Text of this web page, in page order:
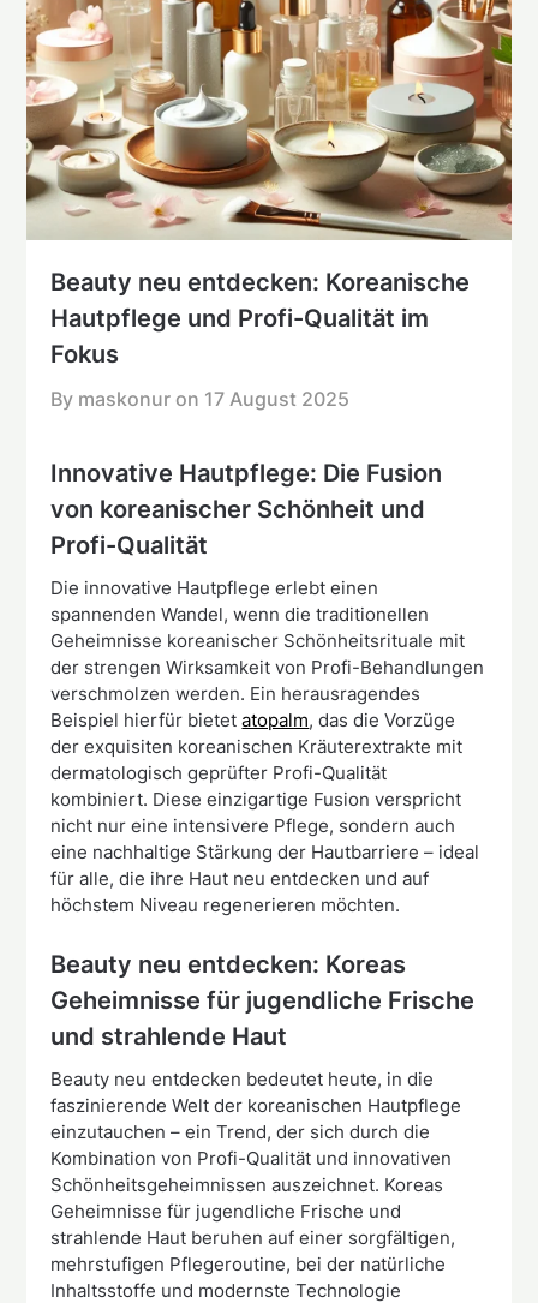
Beauty neu entdecken: Koreanische
Hautpflege und Profi-Qualität im
Fokus
By maskonur on 17 August 2025
Innovative Hautpflege: Die Fusion
von koreanischer Schönheit und
Profi-Qualität
Die innovative Hautpflege erlebt einen
spannenden Wandel, wenn die traditionellen
Geheimnisse koreanischer Schönheitsrituale mit
der strengen Wirksamkeit von Profi-Behandlungen
verschmolzen werden. Ein herausragendes
Beispiel hierfür bietetatopalm, das die Vorzüge
der exquisiten koreanischen Kräuterextrakte mit
dermatologisch geprüfter Profi-Qualität
kombiniert. Diese einzigartige Fusion verspricht
nicht nur eine intensivere Pflege, sondern auch
eine nachhaltige Stärkung der Hautbarriere – ideal
für alle, die ihre Haut neu entdecken und auf
höchstem Niveau regenerieren möchten.
Beauty neu entdecken: Koreas
Geheimnisse für jugendliche Frische
und strahlende Haut
Beauty neu entdecken bedeutet heute, in die
faszinierende Welt der koreanischen Hautpflege
einzutauchen – ein Trend, der sich durch die
Kombination von Profi-Qualität und innovativen
Schönheitsgeheimnissen auszeichnet. Koreas
Geheimnisse für jugendliche Frische und
strahlende Haut beruhen auf einer sorgfältigen,
mehrstufigen Pflegeroutine, bei der natürliche
Inhaltsstoffe und modernste Technologie